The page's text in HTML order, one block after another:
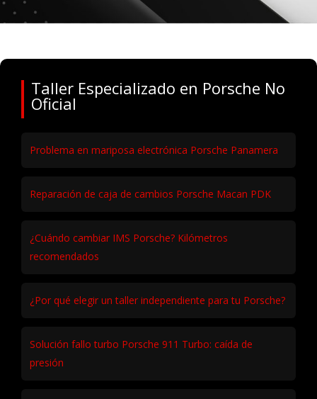
Taller Especializado en Porsche No
Oficial
Problema en mariposa electrónica Porsche Panamera
Reparación de caja de cambios Porsche Macan PDK
¿Cuándo cambiar IMS Porsche? Kilómetros
recomendados
¿Por qué elegir un taller independiente para tu Porsche?
Solución fallo turbo Porsche 911 Turbo: caída de
presión